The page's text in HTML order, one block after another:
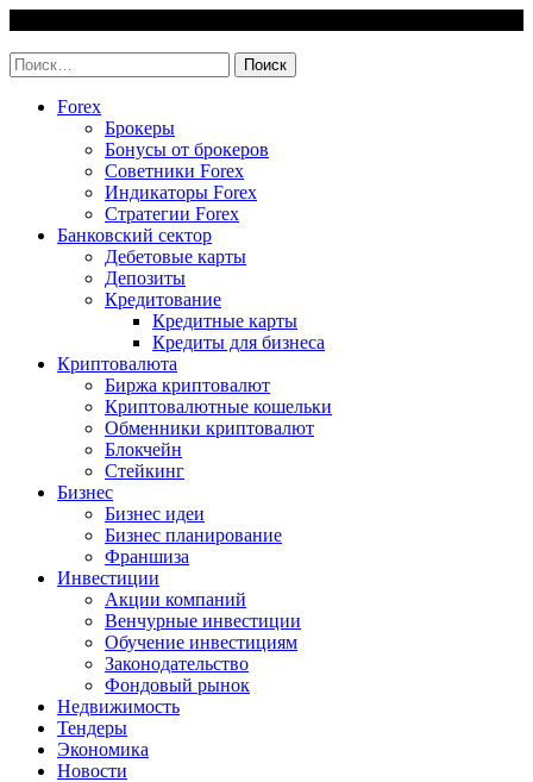
content
Найти:
Forex
Брокеры
Бонусы от брокеров
Советники Forex
Индикаторы Forex
Стратегии Forex
Банковский сектор
Дебетовые карты
Депозиты
Кредитование
Кредитные карты
Кредиты для бизнеса
Криптовалюта
Биржа криптовалют
Криптовалютные кошельки
Обменники криптовалют
Блокчейн
Стейкинг
Бизнес
Бизнес идеи
Бизнес планирование
Франшиза
Инвестиции
Акции компаний
Венчурные инвестиции
Обучение инвестициям
Законодательство
Фондовый рынок
Недвижимость
Тендеры
Экономика
Новости